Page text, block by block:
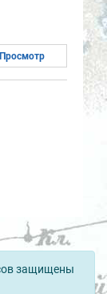
Просмотр
защищены